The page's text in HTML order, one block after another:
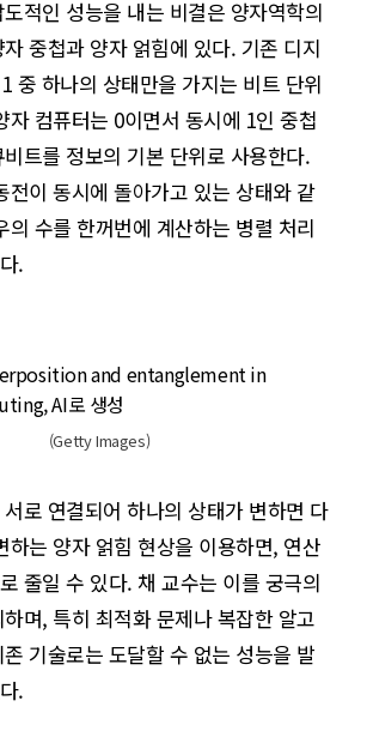
적인 성능을 내는 비결은 양자역학의
중첩과 양자 얽힘에 있다. 기존 디지
중 하나의 상태만을 가지는 비트 단위
자 컴퓨터는 0이면서 동시에 1인 중첩
트를 정보의 기본 단위로 사용한다.
전이 동시에 돌아가고 있는 상태와 같
의 수를 한꺼번에 계산하는 병렬 처리
.
(Getty Images)
로 연결되어 하나의 상태가 변하면 다
하는 양자 얽힘 현상을 이용하면, 연산
줄일 수 있다. 채 교수는 이를 궁극의
며, 특히 최적화 문제나 복잡한 알고
기술로는 도달할 수 없는 성능을 발
.